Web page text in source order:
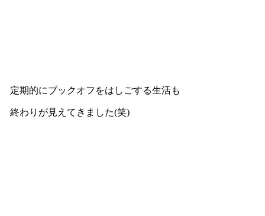
定期的にブックオフをはしごする生活も
終わりが見えてきました(笑)